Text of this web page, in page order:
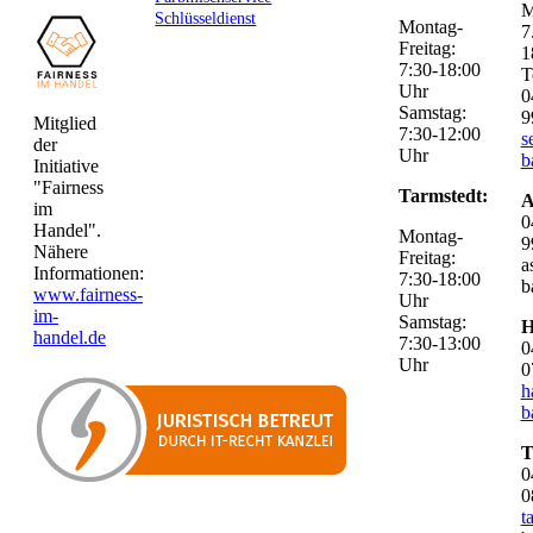
Mitglied
der
Initiative
"Fairness
im
Handel".
Nähere
Informationen:
www.fairness-
im-
handel.de
Schlüsseldienst
Montag-
Freitag:
7:30-18:00
Uhr
Samstag:
7:30-12:00
Uhr
Tarmstedt:
Montag-
Freitag:
7:30-18:00
Uhr
Samstag:
7:30-13:00
Uhr